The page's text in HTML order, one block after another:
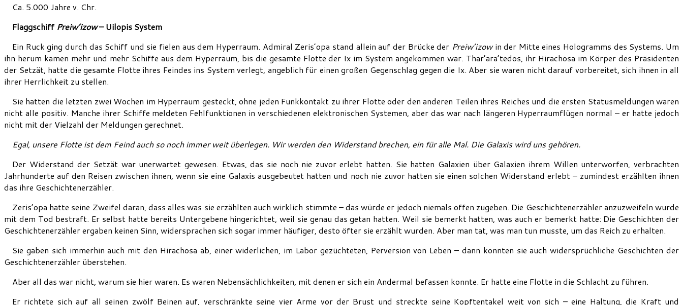
Ca. 5.000 Jahre v. Chr.
Flaggschiff Preiw’izow– Uilopis System
Ein Ruck ging durch das Schiff und sie fielen aus dem Hyperraum. Admiral Zeris’opa stand allein auf der Brücke der Preiw’izowin der Mitte eines Hologramms des Systems. Um
ihn herum kamen mehr und mehr Schiffe aus dem Hyperraum, bis die gesamte Flotte der Ix im System angekommen war. Thar’ara’tedos, ihr Hirachosa im Körper des Präsidenten
der Setzät, hatte die gesamte Flotte ihres Feindes ins System verlegt, angeblich für einen großen Gegenschlag gegen die Ix. Aber sie waren nicht darauf vorbereitet, sich ihnen in all
ihrer Herrlichkeit zu stellen.
Sie hatten die letzten zwei Wochen im Hyperraum gesteckt, ohne jeden Funkkontakt zu ihrer Flotte oder den anderen Teilen ihres Reiches und die ersten Statusmeldungen waren
nicht alle positiv. Manche ihrer Schiffe meldeten Fehlfunktionen in verschiedenen elektronischen Systemen, aber das war nach längeren Hyperraumflügen normal – er hatte jedoch
nicht mit der Vielzahl der Meldungen gerechnet.
Egal, unsere Flotte ist dem Feind auch so noch immer weit überlegen. Wir werden den Widerstand brechen, ein für alle Mal. Die Galaxis wird uns gehören.
Der Widerstand der Setzät war unerwartet gewesen. Etwas, das sie noch nie zuvor erlebt hatten. Sie hatten Galaxien über Galaxien ihrem Willen unterworfen, verbrachten
Jahrhunderte auf den Reisen zwischen ihnen, wenn sie eine Galaxis ausgebeutet hatten und noch nie zuvor hatten sie einen solchen Widerstand erlebt – zumindest erzählten ihnen
das ihre Geschichtenerzähler.
Zeris’opa hatte seine Zweifel daran, dass alles was sie erzählten auch wirklich stimmte – das würde er jedoch niemals offen zugeben. Die Geschichtenerzähler anzuzweifeln wurde
mit dem Tod bestraft. Er selbst hatte bereits Untergebene hingerichtet, weil sie genau das getan hatten. Weil sie bemerkt hatten, was auch er bemerkt hatte: Die Geschichten der
Geschichtenerzähler ergaben keinen Sinn, widersprachen sich sogar immer häufiger, desto öfter sie erzählt wurden. Aber man tat, was man tun musste, um das Reich zu erhalten.
Sie gaben sich immerhin auch mit den Hirachosa ab, einer widerlichen, im Labor gezüchteten, Perversion von Leben – dann konnten sie auch widersprüchliche Geschichten der
Geschichtenerzähler überstehen.
Aber all das war nicht, warum sie hier waren. Es waren Nebensächlichkeiten, mit denen er sich ein Andermal befassen konnte. Er hatte eine Flotte in die Schlacht zu führen.
Er richtete sich auf all seinen zwölf Beinen auf, verschränkte seine vier Arme vor der Brust und streckte seine Kopftentakel weit von sich – eine Haltung, die Kraft und